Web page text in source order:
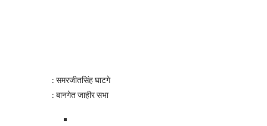
: समरजीतसिंह घाटगे
: बानगेत जाहीर सभा